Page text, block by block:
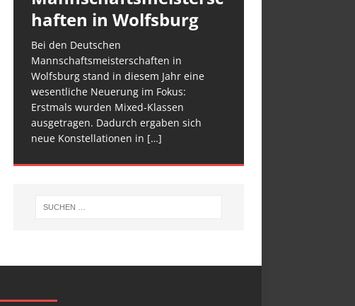
haften in Wolfsburg
Bei den Deutschen
Mannschaftsmeisterschaften in
Wolfsburg stand in diesem Jahr eine
wesentliche Neuerung im Fokus:
Erstmals wurden Mixed-Klassen
ausgetragen. Dadurch ergaben sich
neue Konstellationen in […]